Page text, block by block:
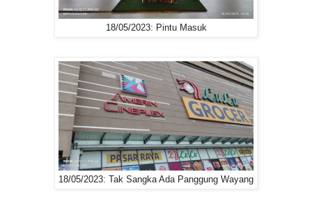
18/05/2023: Pintu Masuk
18/05/2023: Tak Sangka Ada Panggung Wayang